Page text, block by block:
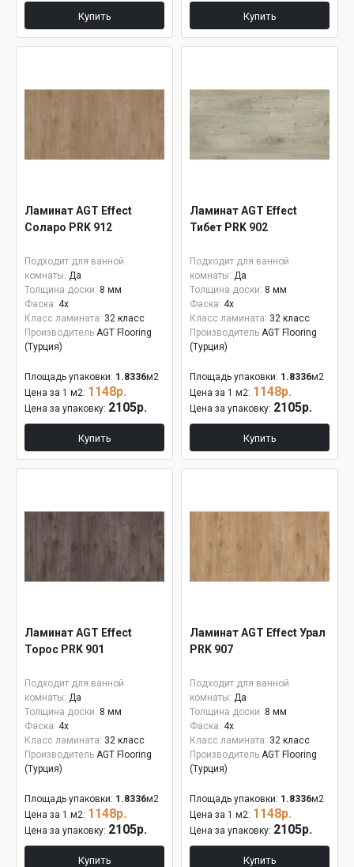
Купить Купить
Ламинат AGT Effect
Соларо PRK 912
Подходит для ванной
комнаты: Да
Толщина доски: 8 мм
Фаска: 4x
Класс ламината: 32 класс
Производитель AGT Flooring
(Турция)
Площадь упаковки: 1.8336м2
Цена за 1 м2: 1148р.
Цена за упаковку: 2105р.
Купить
Ламинат AGT Effect
Тибет PRK 902
Подходит для ванной
комнаты: Да
Толщина доски: 8 мм
Фаска: 4x
Класс ламината: 32 класс
Производитель AGT Flooring
(Турция)
Площадь упаковки: 1.8336м2
Цена за 1 м2: 1148р.
Цена за упаковку: 2105р.
Купить
Ламинат AGT Effect
Торос PRK 901
Подходит для ванной
комнаты: Да
Толщина доски: 8 мм
Фаска: 4x
Класс ламината: 32 класс
Производитель AGT Flooring
(Турция)
Площадь упаковки: 1.8336м2
Цена за 1 м2: 1148р.
Цена за упаковку: 2105р.
Купить
Ламинат AGT Effect Урал
PRK 907
Подходит для ванной
комнаты: Да
Толщина доски: 8 мм
Фаска: 4x
Класс ламината: 32 класс
Производитель AGT Flooring
(Турция)
Площадь упаковки: 1.8336м2
Цена за 1 м2: 1148р.
Цена за упаковку: 2105р.
Купить